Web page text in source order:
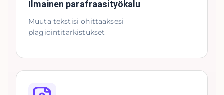
Ilmainen parafraasityökalu
Muuta tekstisi ohittaaksesi
plagiointitarkistukset